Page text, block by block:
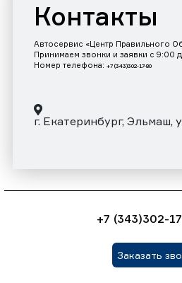
Контакты
Автосервис «Центр Правильного
Принимаем звонки и заявки с 9:00
Номер телефона: +7 (343)302-17-80
г. Екатеринбург, Эльмаш,
+7 (343)302-
Заказать